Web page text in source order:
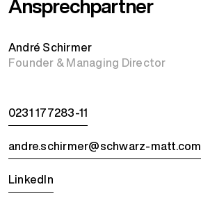
Ansprechpartner
André Schirmer
Founder & Managing Director
0231 177283-11
andre.schirmer@schwarz-matt.com
LinkedIn